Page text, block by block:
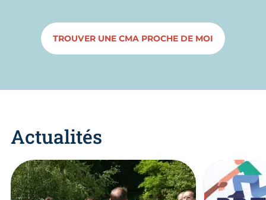
TROUVER UNE CMA PROCHE DE MOI
Actualités